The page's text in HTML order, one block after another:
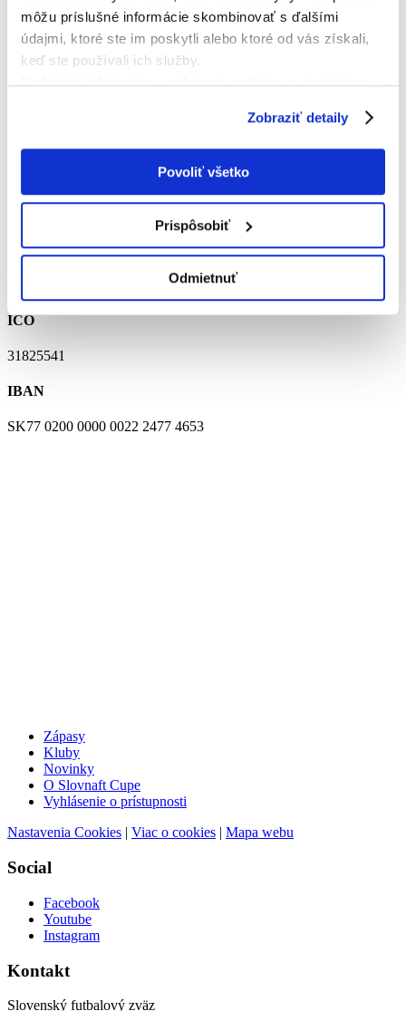
môžu príslušné informácie skombinovať s ďalšími
údajmi, ktoré ste im poskytli alebo ktoré od vás získali,
keď ste používali ich služby.
Podrobné informácie o súboroch cookies sa dozviete v
Zobraziť detaily
Povoliť všetko
Prispôsobiť
Odmietnuť
urbanferi1@gmail.com
IČO
31825541
IBAN
SK77 0200 0000 0022 2477 4653
Zápasy
Kluby
Novinky
O Slovnaft Cupe
Vyhlásenie o prístupnosti
Nastavenia Cookies | Viac o cookies | Mapa webu
Social
Facebook
Youtube
Instagram
Kontakt
Slovenský futbalový zväz